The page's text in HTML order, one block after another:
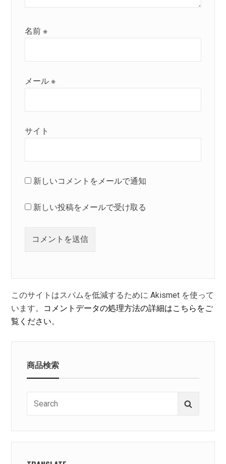
名前※
メール※
サイト
新しいコメントをメールで通知
新しい投稿をメールで受け取る
このサイトはスパムを低減するために Akismet を使って
います。 コメントデータの処理方法の詳細はこちらをご
覧ください。
商品検索